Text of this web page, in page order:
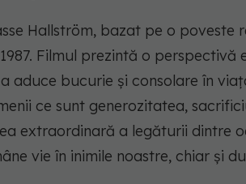
Hallström, bazat pe o poveste
Filmul prezintă o perspectivă
aduce bucurie și consolare în
ce sunt generozitatea,
extraordinară a legăturii dintre
vie în inimile noastre, chiar și